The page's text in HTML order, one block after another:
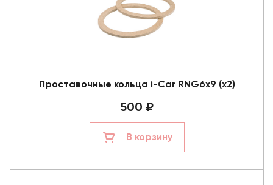
Проставочные кольца i-Car RNG6x9 (x2)
500 ₽
В корзину